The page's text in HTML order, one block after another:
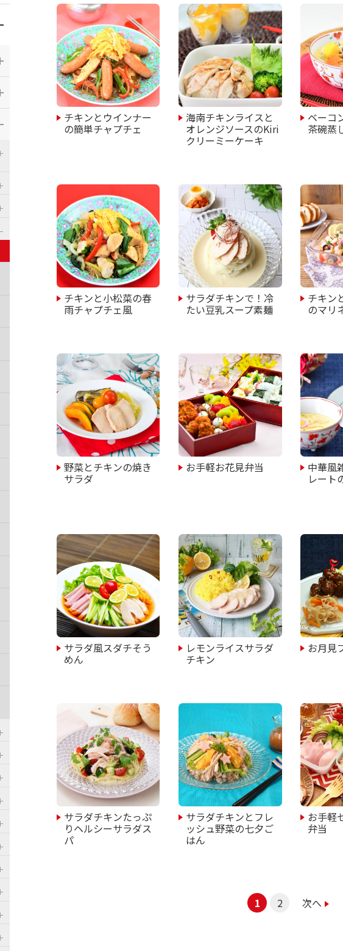
チキンとウインナー
の簡単チャプチェ
海南チキンライスと
オレンジソースのKiri
クリーミーケーキ
ベーコ
茶碗蒸
チキンと小松菜の春
雨チャプチェ風
サラダチキンで！冷
たい豆乳スープ素麺
チキン
のマリ
野菜とチキンの焼き
サラダ
お手軽お花見弁当 中華風
レート
サラダ風スダチそう
めん
レモンライスサラダ
チキン
お月見
サラダチキンたっぷ
りヘルシーサラダス
パ
サラダチキンとフレ
ッシュ野菜の七夕ご
はん
お手軽
弁当
1 2 次へ